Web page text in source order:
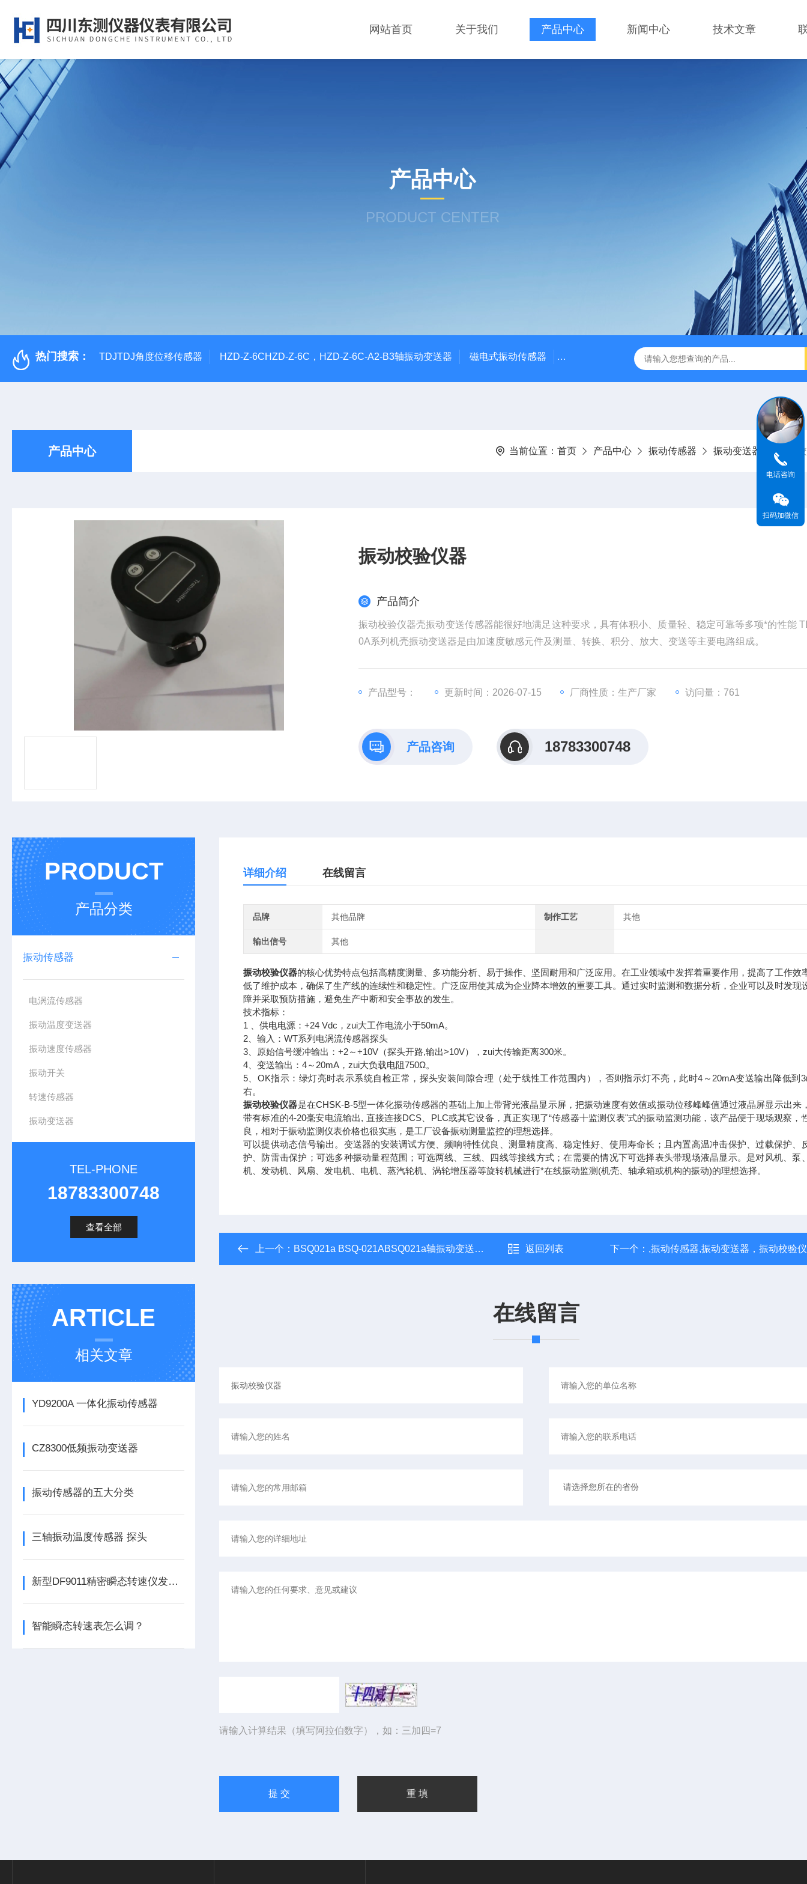
网站首页 关于我们 产品中心 新闻中心 技术文章
产品中心
PRODUCT CENTER
热门搜索： TDJTDJ角度位移传感器 HZD-Z-6CHZD-Z-6C，HZD-Z-6C-A2-B3轴振动变送器 磁电式振动传感器 NE3100电涡流位移传感器 三轴振动传感器 加速度
产品中心 当前位置： 首页 产品中心 振动传感器 振动变送器 振动
振动校验仪器
产品简介
振动校验仪器壳振动变送传感器能很好地满足这种要求，具有体积小、质量轻、稳定可靠等多项*的性能
0A系列机壳振动变送器是由加速度敏感元件及测量、转换、积分、放大、变送等主要电路组成。
产品型号： 更新时间：2026-07-15 厂商性质：生产厂家 访问量：761
产品咨询 18783300748
PRODUCT
产品分类
振动传感器
电涡流传感器
振动温度变送器
振动速度传感器
振动开关
转速传感器
振动变送器
TEL-PHONE
18783300748
查看全部
ARTICLE
相关文章
YD9200A 一体化振动传感器
CZ8300低频振动变送器
振动传感器的五大分类
三轴振动温度传感器 探头
新型DF9011精密瞬态转速仪发布，为工业转速监测带来革新
智能瞬态转速表怎么调？
详细介绍 在线留言
品牌 其他品牌 制作工艺 其他
输出信号 其他
振动校验仪器的核心优势特点包括高精度测量、多功能分析、易于操作、坚固耐用和广泛应用。‌在工业领域中发挥着重要作用，提高了工作效
低了维护成本，确保了生产线的连续性和稳定性‌。广泛应用使其成为企业降本增效的重要工具。通过实时监测和数据分析，企业可以及时发现
障并采取预防措施，避免生产中断和安全事故的发生。
技术指标：
1 、供电电源：+24 Vdc，zui大工作电流小于50mA。
2、输入：WT系列电涡流传感器探头
3、原始信号缓冲输出：+2～+10V（探头开路,输出>10V），zui大传输距离300米。
4、变送输出：4～20mA，zui大负载电阻750Ω。
5、OK指示：绿灯亮时表示系统自检正常，探头安装间隙合理（处于线性工作范围内），否则指示灯不亮，此时4～20mA变送输出降低到
右。
振动校验仪器是在CHSK-B-5型一体化振动传感器的基础上加上带背光液晶显示屏，把振动速度有效值或振动位移峰峰值通过液晶屏显示出来
带有标准的4-20毫安电流输出, 直接连接DCS、PLC或其它设备，真正实现了“传感器十监测仪表"式的振动监测功能，该产品便于现场观察，
良，相对于振动监测仪表价格也很实惠，是工厂设备振动测量监控的理想选择。
可以提供动态信号输出。变送器的安装调试方便、频响特性优良、测量精度高、稳定性好、使用寿命长；且内置高温冲击保护、过载保护、
护、防雷击保护；可选多种振动量程范围；可选两线、三线、四线等接线方式；在需要的情况下可选择表头带现场液晶显示。是对风机、泵
机、发动机、风扇、发电机、电机、蒸汽轮机、涡轮增压器等旋转机械进行*在线振动监测(机壳、轴承箱或机构的振动)的理想选择。
上一个： BSQ021a BSQ-021ABSQ021a轴振动变送器 （BSQ-021A） 返回列表 下一个： ,振动传感器,振动变送器，振动校验
在线留言
请输入计算结果（填写阿拉伯数字），如：三加四=7
电话咨询
扫码加微信